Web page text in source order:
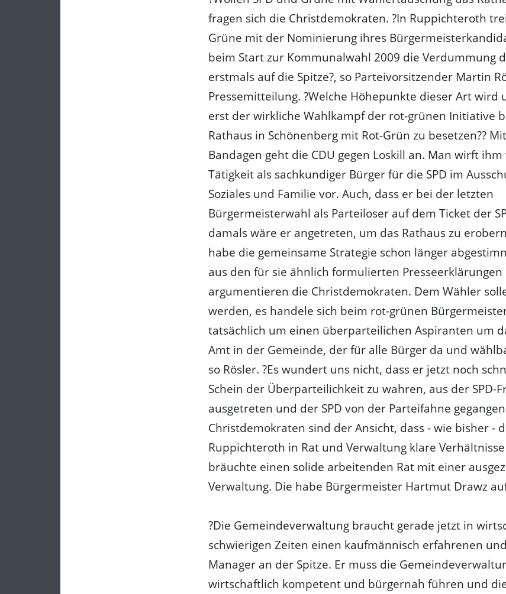
fragen sich die Christdemokraten. ?In Ruppichteroth
Grüne mit der Nominierung ihres
beim Start zur Kommunalwahl 2009 die Verdummung
erstmals auf die Spitze?, so Parteivorsitzender Martin
Pressemitteilung. ?Welche Höhepunkte dieser Art wird
erst der wirkliche Wahlkampf der rot-grünen Initiative
Rathaus in Schönenberg mit Rot-Grün zu besetzen??
Bandagen geht die CDU gegen Loskill an. Man wirft
Tätigkeit als sachkundiger Bürger für die SPD im
Soziales und Familie vor. Auch, dass er bei der letzten
Bürgermeisterwahl als Parteiloser auf dem Ticket der
damals wäre er angetreten, um das Rathaus zu
habe die gemeinsame Strategie schon länger
aus den für sie ähnlich formulierten Presseerklärungen
argumentieren die Christdemokraten. Dem Wähler
werden, es handele sich beim rot-grünen
tatsächlich um einen überparteilichen Aspiranten um
Amt in der Gemeinde, der für alle Bürger da und
so Rösler. ?Es wundert uns nicht, dass er jetzt noch
Schein der Überparteilichkeit zu wahren, aus der SPD-
ausgetreten und der SPD von der Parteifahne
Christdemokraten sind der Ansicht, dass - wie bisher -
Ruppichteroth in Rat und Verwaltung klare
bräuchte einen solide arbeitenden Rat mit einer
Verwaltung. Die habe Bürgermeister Hartmut Drawz
?Die Gemeindeverwaltung braucht gerade jetzt in
schwierigen Zeiten einen kaufmännisch erfahrenen
Manager an der Spitze. Er muss die
wirtschaftlich kompetent und bürgernah führen und